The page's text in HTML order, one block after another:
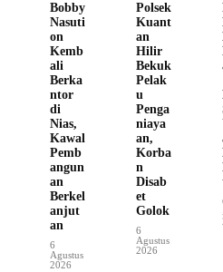
Bobby
Nasuti
on
Kemb
ali
Berka
ntor
di
Nias,
Kawal
Pemb
angun
an
Berkel
anjut
an
6
Agustus
2026
Polsek
Kuant
an
Hilir
Bekuk
Pelak
u
Penga
niaya
an,
Korba
n
Disab
et
Golok
6
Agustus
2026